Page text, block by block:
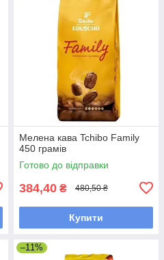
Мелена кава Tchibo Family
450 грамів
Готово до відправки
384,40 ₴ 480,50 ₴
Купити
–11%